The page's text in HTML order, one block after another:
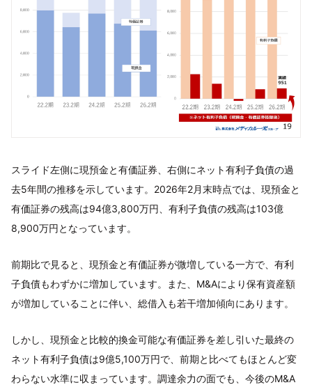
スライド左側に現預金と有価証券、右側にネット有利子負債の過
去5年間の推移を示しています。2026年2月末時点では、現預金と
有価証券の残高は94億3,800万円、有利子負債の残高は103億
8,900万円となっています。
前期比で見ると、現預金と有価証券が微増している一方で、有利
子負債もわずかに増加しています。また、M&Aにより保有資産額
が増加していることに伴い、総借入も若干増加傾向にあります。
しかし、現預金と比較的換金可能な有価証券を差し引いた最終の
ネット有利子負債は9億5,100万円で、前期と比べてもほとんど変
わらない水準に収まっています。調達余力の面でも、今後のM&A